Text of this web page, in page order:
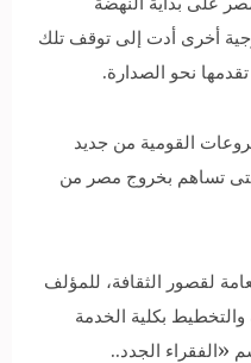
أخرى أدت إلى توقف تلك
نحو الصدارة.
القومية من جديد
حتى تساهم بخروج مصر من
لقصور الثقافة، للمؤلف
والتخطيط بكلية الخدمة
«الفقراء الجدد..